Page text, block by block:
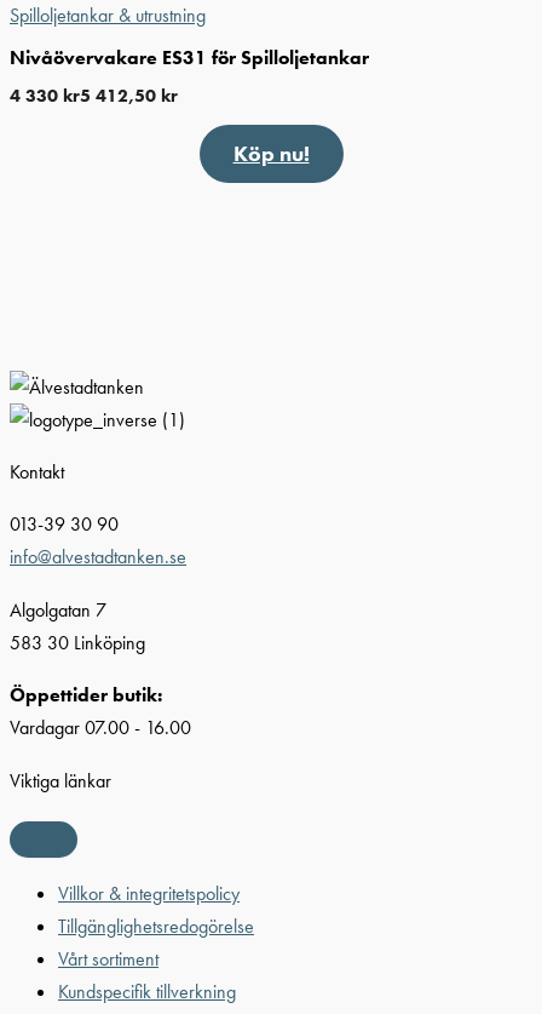
Spilloljetankar & utrustning
Nivåövervakare ES31 för Spilloljetankar
4 330 kr5 412,50 kr
Köp nu!
Kontakt
013-39 30 90
info@alvestadtanken.se
Algolgatan 7
583 30 Linköping
Öppettider butik:
Vardagar 07.00 - 16.00
Viktiga länkar
Villkor & integritetspolicy
Tillgänglighetsredogörelse
Vårt sortiment
Kundspecifik tillverkning